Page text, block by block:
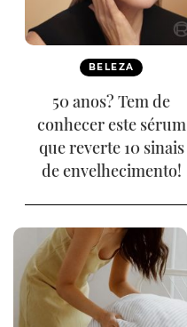
BELEZA
50 anos? Tem de
conhecer este sérum
que reverte 10 sinais
de envelhecimento!